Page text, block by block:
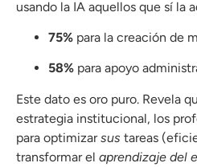
usando la IA aquellos que sí la
75% para la creación de
58% para apoyo
Este dato es oro puro. Revela
estrategia institucional, los
para optimizarsus tareas
transformar el aprendizaje del